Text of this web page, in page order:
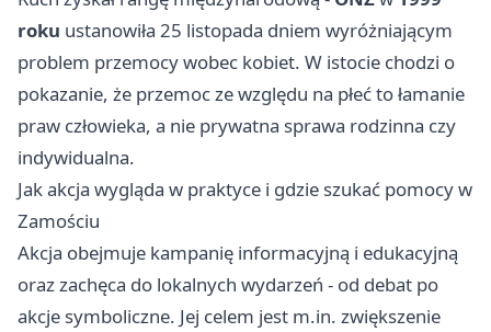
roku ustanowiła 25 listopada dniem wyróżniającym
problem przemocy wobec kobiet. W istocie chodzi o
pokazanie, że przemoc ze względu na płeć to łamanie
praw człowieka, a nie prywatna sprawa rodzinna czy
indywidualna.
Jak akcja wygląda w praktyce i gdzie szukać pomocy w
Zamościu
Akcja obejmuje kampanię informacyjną i edukacyjną
oraz zachęca do lokalnych wydarzeń - od debat po
akcje symboliczne. Jej celem jest m.in. zwiększenie